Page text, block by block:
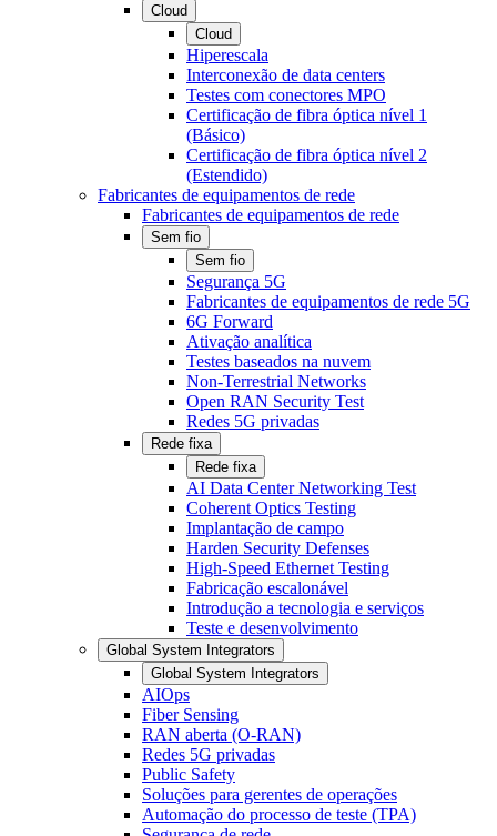
Cloud
Cloud
Hiperescala
Interconexão de data centers
Testes com conectores MPO
Certificação de fibra óptica nível 1
(Básico)
Certificação de fibra óptica nível 2
(Estendido)
Fabricantes de equipamentos de rede
Fabricantes de equipamentos de rede
Sem fio
Sem fio
Segurança 5G
Fabricantes de equipamentos de rede 5G
6G Forward
Ativação analítica
Testes baseados na nuvem
Non-Terrestrial Networks
Open RAN Security Test
Redes 5G privadas
Rede fixa
Rede fixa
AI Data Center Networking Test
Coherent Optics Testing
Implantação de campo
Harden Security Defenses
High-Speed Ethernet Testing
Fabricação escalonável
Introdução a tecnologia e serviços
Teste e desenvolvimento
Global System Integrators
Global System Integrators
AIOps
Fiber Sensing
RAN aberta (O-RAN)
Redes 5G privadas
Public Safety
Soluções para gerentes de operações
Automação do processo de teste (TPA)